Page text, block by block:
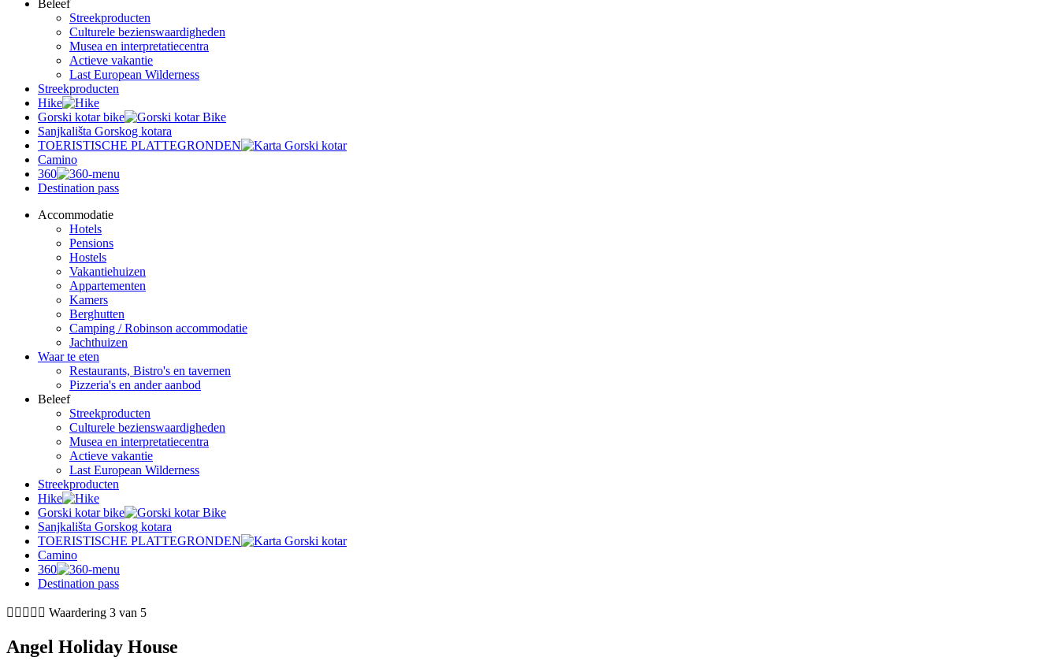
Beleef
Streekproducten
Culturele bezienswaardigheden
Musea en interpretatiecentra
Actieve vakantie
Last European Wilderness
Streekproducten
Hike
Gorski kotar bike
Sanjkališta Gorskog kotara
TOERISTISCHE PLATTEGRONDEN
Camino
360
Destination pass
Accommodatie
Hotels
Pensions
Hostels
Vakantiehuizen
Appartementen
Kamers
Berghutten
Camping / Robinson accommodatie
Jachthuizen
Waar te eten
Restaurants, Bistro's en tavernen
Pizzeria's en ander aanbod
Beleef
Streekproducten
Culturele bezienswaardigheden
Musea en interpretatiecentra
Actieve vakantie
Last European Wilderness
Streekproducten
Hike
Gorski kotar bike
Sanjkališta Gorskog kotara
TOERISTISCHE PLATTEGRONDEN
Camino
360
Destination pass
     Waardering 3 van 5
Angel Holiday House